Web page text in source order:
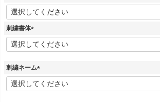
(
必
刺繍書体
(
必
)
刺繍ネーム
(
必